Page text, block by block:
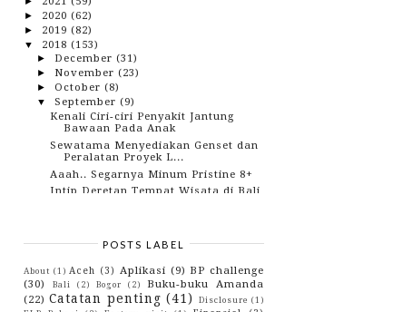
► 2020 (62)
► 2019 (82)
▼ 2018 (153)
► December (31)
► November (23)
► October (8)
▼ September (9)
Kenali Ciri-ciri Penyakit Jantung
Bawaan Pada Anak
Sewatama Menyediakan Genset dan
Peralatan Proyek L...
Aaah.. Segarnya Minum Pristine 8+
Intip Deretan Tempat Wisata di Bali
Dimengerti Laki-laki
Sariawan dan Panas Dalam Reda
Berkat Larutan Cap K...
Air Terjun Tersembunyi Beji Guwang
Bali
POSTS LABEL
About (1) Aceh (3) Aplikasi (9) BP challenge
(30)
Bali (2) Bogor (2)
Buku-buku Amanda
(22) Catatan penting (41) Disclosure (1)